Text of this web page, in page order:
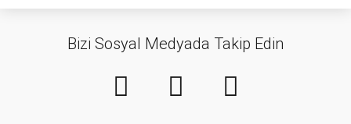
Bizi Sosyal Medyada Takip Edin